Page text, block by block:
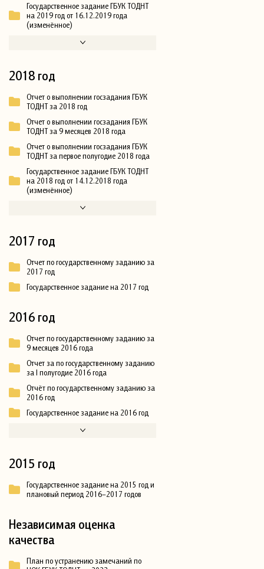
Государственное задание ГБУК ТОДНТ
на 2019 год от 16.12.2019 года
(изменённое)
2018 год
Отчет о выполнении госзадания ГБУК
ТОДНТ за 2018 год
Отчет о выполнении госзадания ГБУК
ТОДНТ за 9 месяцев 2018 года
Отчет о выполнении госзадания ГБУК
ТОДНТ за первое полугодие 2018 года
Государственное задание ГБУК ТОДНТ
на 2018 год от 14.12.2018 года
(изменённое)
2017 год
Отчет по государственному заданию за
2017 год
Государственное задание на 2017 год
2016 год
Отчет по государственному заданию за
9 месяцев 2016 года
Отчет за по государственному заданию
за I полугодие 2016 года
Отчёт по государственному заданию за
2016 год
Государственное задание на 2016 год
2015 год
Государственное задание на 2015 год и
плановый период 2016–2017 годов
Независимая оценка
качества
План по устранению замечаний по